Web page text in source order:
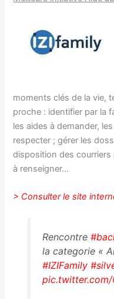
moments clés de la vie,
proche : identifier par la
les aides à demander,
respecter ; gérer les
disposition des courriers
à renseigner…
> Consulter le site
Rencontre
la categorie «
#IZIFamily
pic.twitter.com/